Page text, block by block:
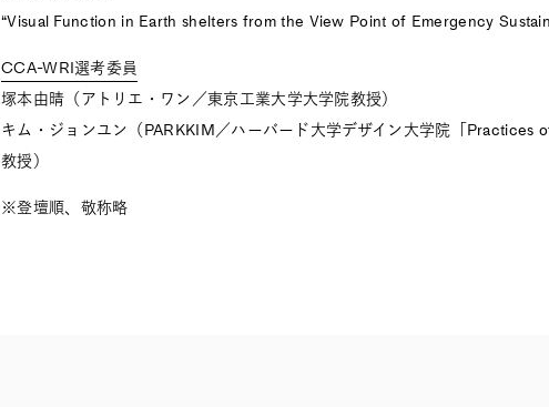
“Visual Function in Earth shelters from the View Point of Emergency
CCA-WRI選考委員
塚本由晴（アトリエ・ワン／東京工業大学大学院教授）
キム・ジョンユン（PARKKIM／ハーバード大学デザイン大学院「
教授）
※登壇順、敬称略